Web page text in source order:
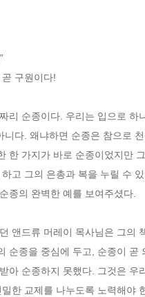
구원이다!
리 순종이다. 우리는 입으로
니다. 왜냐하면 순종은 참으로
한 가지가 바로 순종이었지만
고 그의 은총과 복을 누릴 수
종의 완벽한 예를 보여주셨다.
앤드류 머레이 목사님은 그의
순종을 중심에 두고, 순종이
아 순종하지 못했다. 그것은
한 교제를 나누도록 노력해야